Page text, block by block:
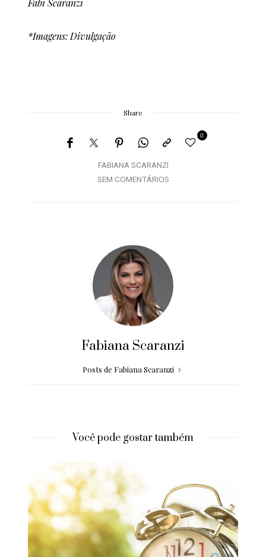
Fabi Scaranzi
*Imagens: Divulgação
Share
FABIANA SCARANZI
0
SEM COMENTÁRIOS
Fabiana Scaranzi
Posts de Fabiana Scaranzi
Você pode gostar também